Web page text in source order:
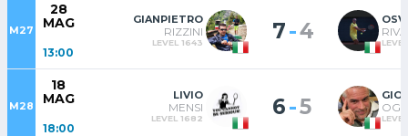
M27
28
MAG
13:00
GIANPIETRO
RIZZINI
LEVEL 1643 7-4 RIVA
M28
18
MAG
18:00
LIVIO
MENSI
LEVEL 1682 6-5